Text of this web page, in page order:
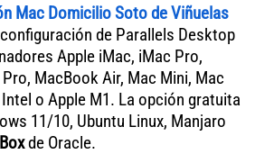
Mac Domicilio Soto de Viñuelas
de Parallels Desktop
Apple iMac, iMac Pro,
MacBook Air, Mac Mini, Mac
o Apple M1. La opción gratuita
11/10, Ubuntu Linux, Manjaro
de Oracle.